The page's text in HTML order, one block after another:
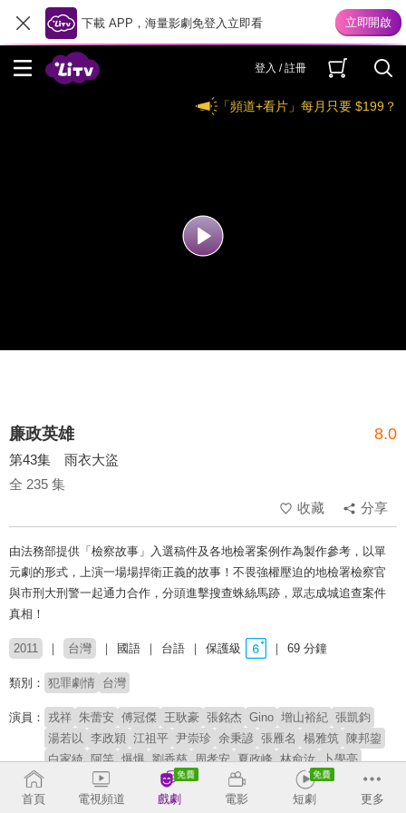
下載 APP，海量影劇免登入立即看
登入 / 註冊
「頻道+看片」每月只要 $199？
廉政英雄 8.0
第43集 雨衣大盜
全 235 集
收藏
分享
由法務部提供「檢察故事」入選稿件及各地檢署案例作為製作參考，以單
元劇的形式，上演一場場捍衛正義的故事！不畏強權壓迫的地檢署檢察官
與市刑大刑警一起通力合作，分頭進擊搜查蛛絲馬跡，眾志成城追查案件
真相！
2011 台灣 國語 台語 保護級 69 分鐘
類別： 犯罪劇情 台灣
演員： 戎祥 朱蕾安 傅冠傑 王耿豪 張銘杰 Gino 增山裕紀 張凱鈞
湯若以 李政穎 江祖平 尹崇珍 余秉諺 張雁名 楊雅筑 陳邦鋆
白家綺 阿竿 爆爆 劉香慈 周孝安 夏政峰 林俞汝 卜學亮
狄志杰 潘慧如 張瓊姿 李佳豫 章永華 王希華 文汶
首頁 電視頻道 戲劇 電影 短劇 更多